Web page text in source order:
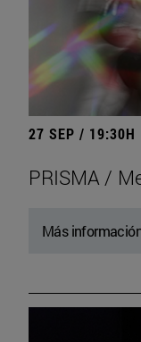
27 SEP / 19:30H
PRISMA /
Más